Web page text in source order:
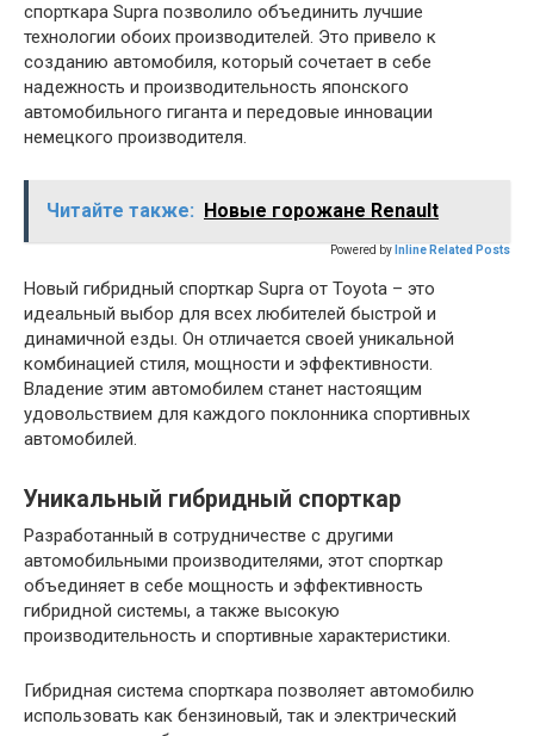
спорткара Supra позволило объединить лучшие
технологии обоих производителей. Это привело к
созданию автомобиля, который сочетает в себе
надежность и производительность японского
автомобильного гиганта и передовые инновации
немецкого производителя.
Читайте также: Новые горожане Renault
Powered by Inline Related Posts
Новый гибридный спорткар Supra от Toyota – это
идеальный выбор для всех любителей быстрой и
динамичной езды. Он отличается своей уникальной
комбинацией стиля, мощности и эффективности.
Владение этим автомобилем станет настоящим
удовольствием для каждого поклонника спортивных
автомобилей.
Уникальный гибридный спорткар
Разработанный в сотрудничестве с другими
автомобильными производителями, этот спорткар
объединяет в себе мощность и эффективность
гибридной системы, а также высокую
производительность и спортивные характеристики.
Гибридная система спорткара позволяет автомобилю
использовать как бензиновый, так и электрический